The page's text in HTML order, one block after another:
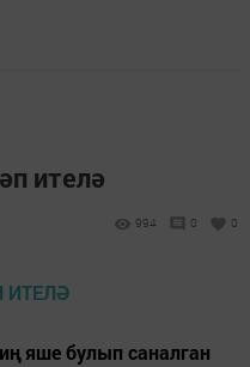
ителә
994 0 0
яше булып саналган